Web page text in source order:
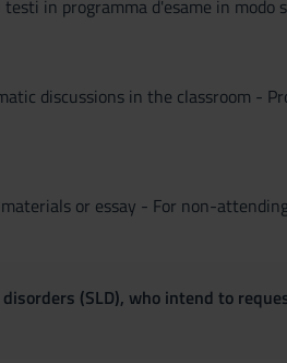
in programma d'esame in modo
discussions in the classroom -
or essay - For non-
(SLD), who intend to